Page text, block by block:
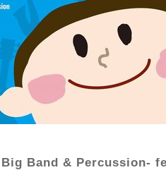
-Big Band & Percussion-